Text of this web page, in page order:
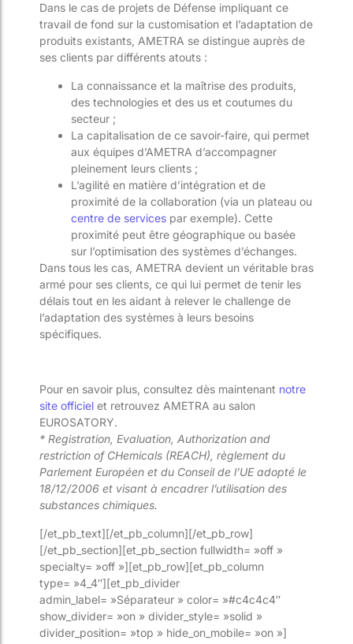
Dans le cas de projets de Défense impliquant ce
travail de fond sur la customisation et l’adaptation de
produits existants, AMETRA se distingue auprès de
ses clients par différents atouts :
La connaissance et la maîtrise des produits,
des technologies et des us et coutumes du
secteur ;
La capitalisation de ce savoir-faire, qui permet
aux équipes d’AMETRA d’accompagner
pleinement leurs clients ;
L’agilité en matière d’intégration et de
proximité de la collaboration (via un plateau ou
centre de services par exemple). Cette
proximité peut être géographique ou basée
sur l’optimisation des systèmes d’échanges.
Dans tous les cas, AMETRA devient un véritable bras
armé pour ses clients, ce qui lui permet de tenir les
délais tout en les aidant à relever le challenge de
l’adaptation des systèmes à leurs besoins
spécifiques.
Pour en savoir plus, consultez dès maintenant notre
site officiel et retrouvez AMETRA au salon
EUROSATORY.
* Registration, Evaluation, Authorization and
restriction of CHemicals (REACH), règlement du
Parlement Européen et du Conseil de l’UE adopté le
18/12/2006 et visant à encadrer l’utilisation des
substances chimiques.
[/et_pb_text][/et_pb_column][/et_pb_row]
[/et_pb_section][et_pb_section fullwidth= »off »
specialty= »off »][et_pb_row][et_pb_column
type= »4_4″][et_pb_divider
admin_label= »Séparateur » color= »#c4c4c4″
show_divider= »on » divider_style= »solid »
divider_position= »top » hide_on_mobile= »on »]